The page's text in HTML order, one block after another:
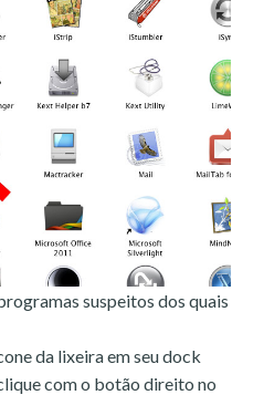
suspeitos dos quais
da lixeira em seu dock
com o botão direito no